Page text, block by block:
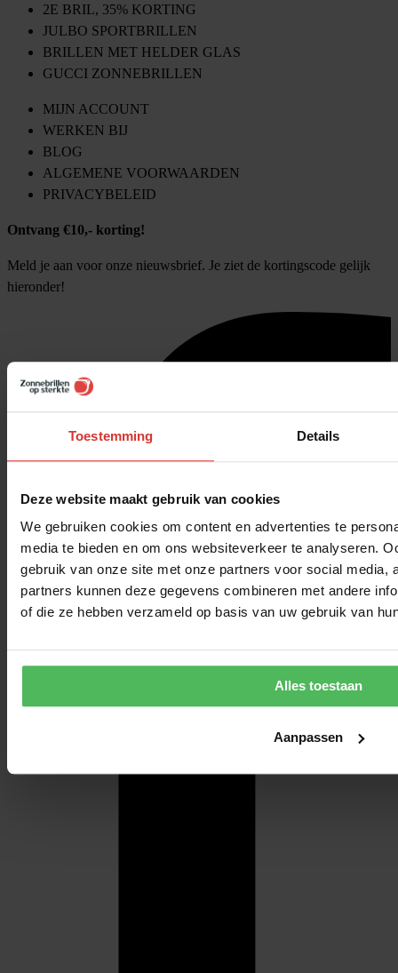
Toestemming Details
Deze website maakt gebruik van cookies
We gebruiken cookies om content en advertenties te
media te bieden en om ons websiteverkeer te analyseren.
gebruik van onze site met onze partners voor social media,
partners kunnen deze gegevens combineren met andere
of die ze hebben verzameld op basis van uw gebruik van
Alles toestaan
Aanpassen
2E BRIL, 35% KORTING
JULBO SPORTBRILLEN
BRILLEN MET HELDER GLAS
GUCCI ZONNEBRILLEN
MIJN ACCOUNT
WERKEN BIJ
BLOG
ALGEMENE VOORWAARDEN
PRIVACYBELEID
Ontvang €10,- korting!
Meld je aan voor onze nieuwsbrief. Je ziet de kortingscode gelijk
hieronder!